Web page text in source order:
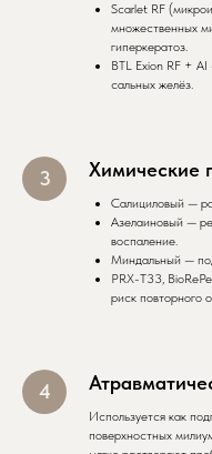
Scarlet RF
множественных
гиперкератоз.
BTL Exion RF +
сальных желёз.
Химические
Салициловый —
Азелаиновый —
воспаление.
Миндальный —
PRX-T33,
риск повторного
Используется как
поверхностных